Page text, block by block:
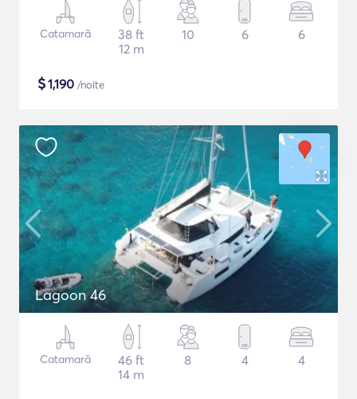
Catamarã
38 ft
12 m
10 6 6
$1,190 /noite
Lagoon 46
Catamarã
46 ft
14 m
8 4 4